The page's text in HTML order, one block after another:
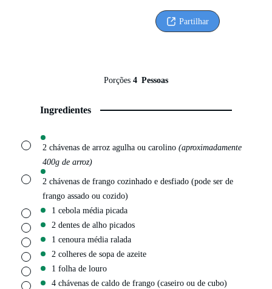
Partilhar
Porções4 Pessoas
Ingredientes
▢2 chávenas de arroz agulha ou carolino (aproximadamente
400g de arroz)
▢2 chávenas de frango cozinhado e desfiado (pode ser de
frango assado ou cozido)
▢ 1 cebola média picada
▢ 2 dentes de alho picados
▢ 1 cenoura média ralada
▢ 2 colheres de sopa de azeite
▢ 1 folha de louro
▢ 4 chávenas de caldo de frango (caseiro ou de cubo)